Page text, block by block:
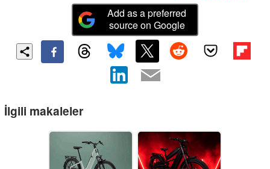
Add as a preferred
source on Google
İlgili makaleler